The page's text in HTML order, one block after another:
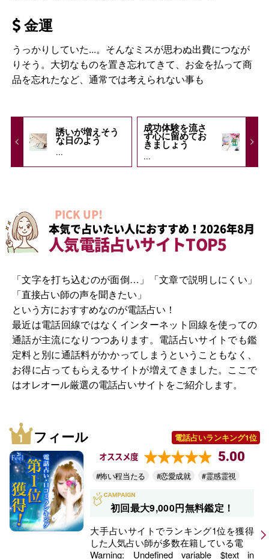
金運
うっかりしていた...。そんなミスが思わぬ出費につなが
りそう。大切なものを置き忘れてきて、お金を払って商
品を忘れたなど、通常では考えられない事も
誘いが増えそう
な日のよう
...
成功体験を流さ
ず心に留めてお
きましょう
...
PICK UP!
本気で占いたい人におすすめ！2026年8月
人気電話占いサイトTOP5
「文字を打ち込むのが面倒…」「文章で説明しにくい」
「直接占い師の声を聞きたい」
という方におすすめなのが電話占い！
最近は電話回線ではなくインターネット回線を使っての
通話が主流になりつつあります。電話占いサイトでも鑑
定料と別に通話料がかかってしまうということもなく、
お得に占ってもらえるサイトが増えてきました。ここで
はオレオール厳選の電話占いサイトをご紹介します。
フィール 電話占いランキング1位
オススメ度 5.00
#怖い程当たる #恋愛成就 #霊感霊視
初回最大9,000円無料鑑定！
大手占いサイトでランキング1位を獲得
した人気占い師が多数在籍している電
Warning: Undefined variable $text in